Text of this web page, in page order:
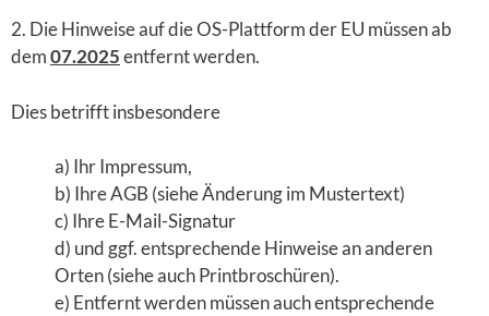
2. Die Hinweise auf die OS-Plattform der EU müssen ab
dem07.2025entfernt werden.
Dies betrifft insbesondere
a) Ihr Impressum,
b) Ihre AGB (siehe Änderung im Mustertext)
c) Ihre E-Mail-Signatur
d) und ggf. entsprechende Hinweise an anderen
Orten (siehe auch Printbroschüren).
e) Entfernt werden müssen auch entsprechende